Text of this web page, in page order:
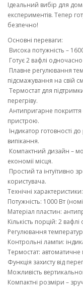
Ідеальний вибір для
експериментів. Тепер
безпечно!
Основні переваги:
Висока потужність –
Готує 2 вафлі
Плавне регулювання
підсмажування на свій
Термостат для
перегріву.
Антипригарне
пристрою.
Індикатор готовності
випікання.
Компактний дизайн –
економії місця.
Простий та інтуїтивно
користувача.
Технічні характеристики:
Потужність: 1000 Вт
Матеріал пластин:
Кількість порцій: 2
Регулювання
Контрольні лампи:
Термостат:
Функція захисту від
Можливість
Компактні розміри –